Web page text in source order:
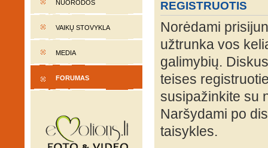
NUORODOS
VAIKŲ STOVYKLA
MEDIA
FORUMAS
REGISTRUOTIS
Norėdami
užtrunka vos
galimybių.
teises
susipažinkite su
Naršydami po
taisykles.